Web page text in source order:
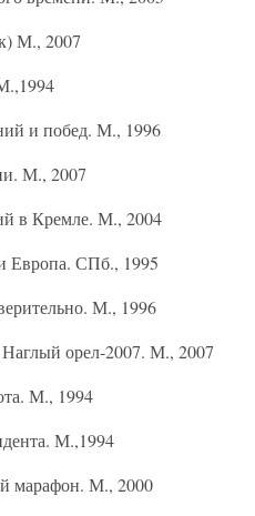
М., 2007
и побед. М., 1996
М., 2007
в Кремле. М., 2004
Европа. СПб., 1995
М., 1996
орел-2007. М., 2007
М., 1994
М.,1994
марафон. М., 2000